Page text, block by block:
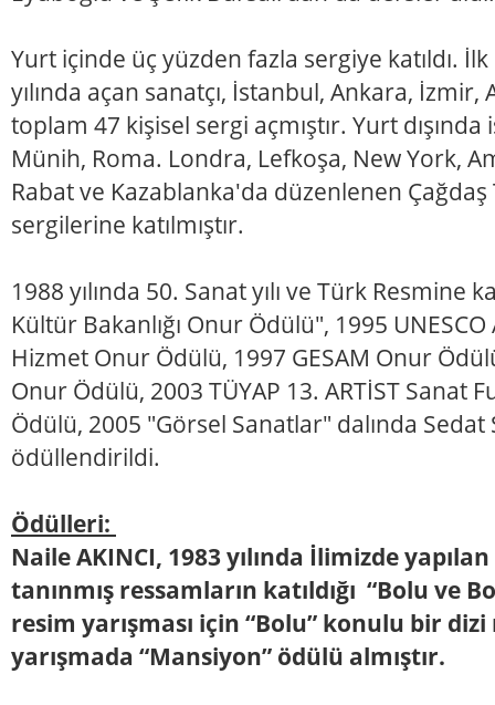
Yurt içinde üç yüzden fazla sergiye katıldı.
yılında açan sanatçı, İstanbul, Ankara,
toplam 47 kişisel sergi açmıştır. Yurt
Münih, Roma. Londra, Lefkoşa, New York,
Rabat ve Kazablanka'da düzenlenen Çağdaş
sergilerine katılmıştır.
1988 yılında 50. Sanat yılı ve Türk Resmine
Kültür Bakanlığı Onur Ödülü", 1995
Hizmet Onur Ödülü, 1997 GESAM Onur
Onur Ödülü, 2003 TÜYAP 13. ARTİST Sanat
Ödülü, 2005 "Görsel Sanatlar" dalında
ödüllendirildi.
Ödülleri:
Naile AKINCI, 1983 yılında İlimizde
tanınmış ressamların katıldığı “Bolu ve
resim yarışması için “Bolu” konulu bir
yarışmada “Mansiyon” ödülü almıştır.